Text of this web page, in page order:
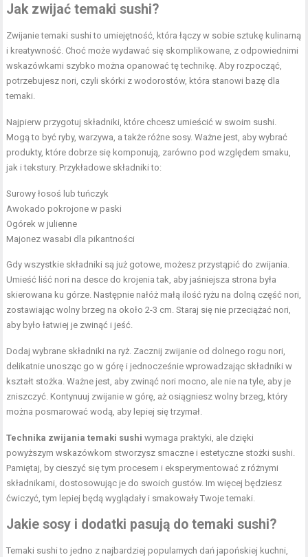
Jak zwijać temaki sushi?
Zwijanie temaki sushi to umiejętność, która łączy w sobie sztukę kulinarną
i kreatywność. Choć może wydawać się skomplikowane, z odpowiednimi
wskazówkami szybko można opanować tę technikę. Aby rozpocząć,
potrzebujesz nori, czyli skórki z wodorostów, która stanowi bazę dla
temaki.
Najpierw przygotuj składniki, które chcesz umieścić w swoim sushi.
Mogą to być ryby, warzywa, a także różne sosy. Ważne jest, aby wybrać
produkty, które dobrze się komponują, zarówno pod względem smaku,
jak i tekstury. Przykładowe składniki to:
Surowy łosoś lub tuńczyk
Awokado pokrojone w paski
Ogórek w julienne
Majonez wasabi dla pikantności
Gdy wszystkie składniki są już gotowe, możesz przystąpić do zwijania.
Umieść liść nori na desce do krojenia tak, aby jaśniejsza strona była
skierowana ku górze. Następnie nałóż małą ilość ryżu na dolną część nori,
zostawiając wolny brzeg na około 2-3 cm. Staraj się nie przeciążać nori,
aby było łatwiej je zwinąć i jeść.
Dodaj wybrane składniki na ryż. Zacznij zwijanie od dolnego rogu nori,
delikatnie unosząc go w górę i jednocześnie wprowadzając składniki w
kształt stożka. Ważne jest, aby zwinąć nori mocno, ale nie na tyle, aby je
zniszczyć. Kontynuuj zwijanie w górę, aż osiągniesz wolny brzeg, który
można posmarować wodą, aby lepiej się trzymał.
Technika zwijania temaki sushi wymaga praktyki, ale dzięki
powyższym wskazówkom stworzysz smaczne i estetyczne stożki sushi.
Pamiętaj, by cieszyć się tym procesem i eksperymentować z różnymi
składnikami, dostosowując je do swoich gustów. Im więcej będziesz
ćwiczyć, tym lepiej będą wyglądały i smakowały Twoje temaki.
Jakie sosy i dodatki pasują do temaki sushi?
Temaki sushi to jedno z najbardziej popularnych dań japońskiej kuchni,